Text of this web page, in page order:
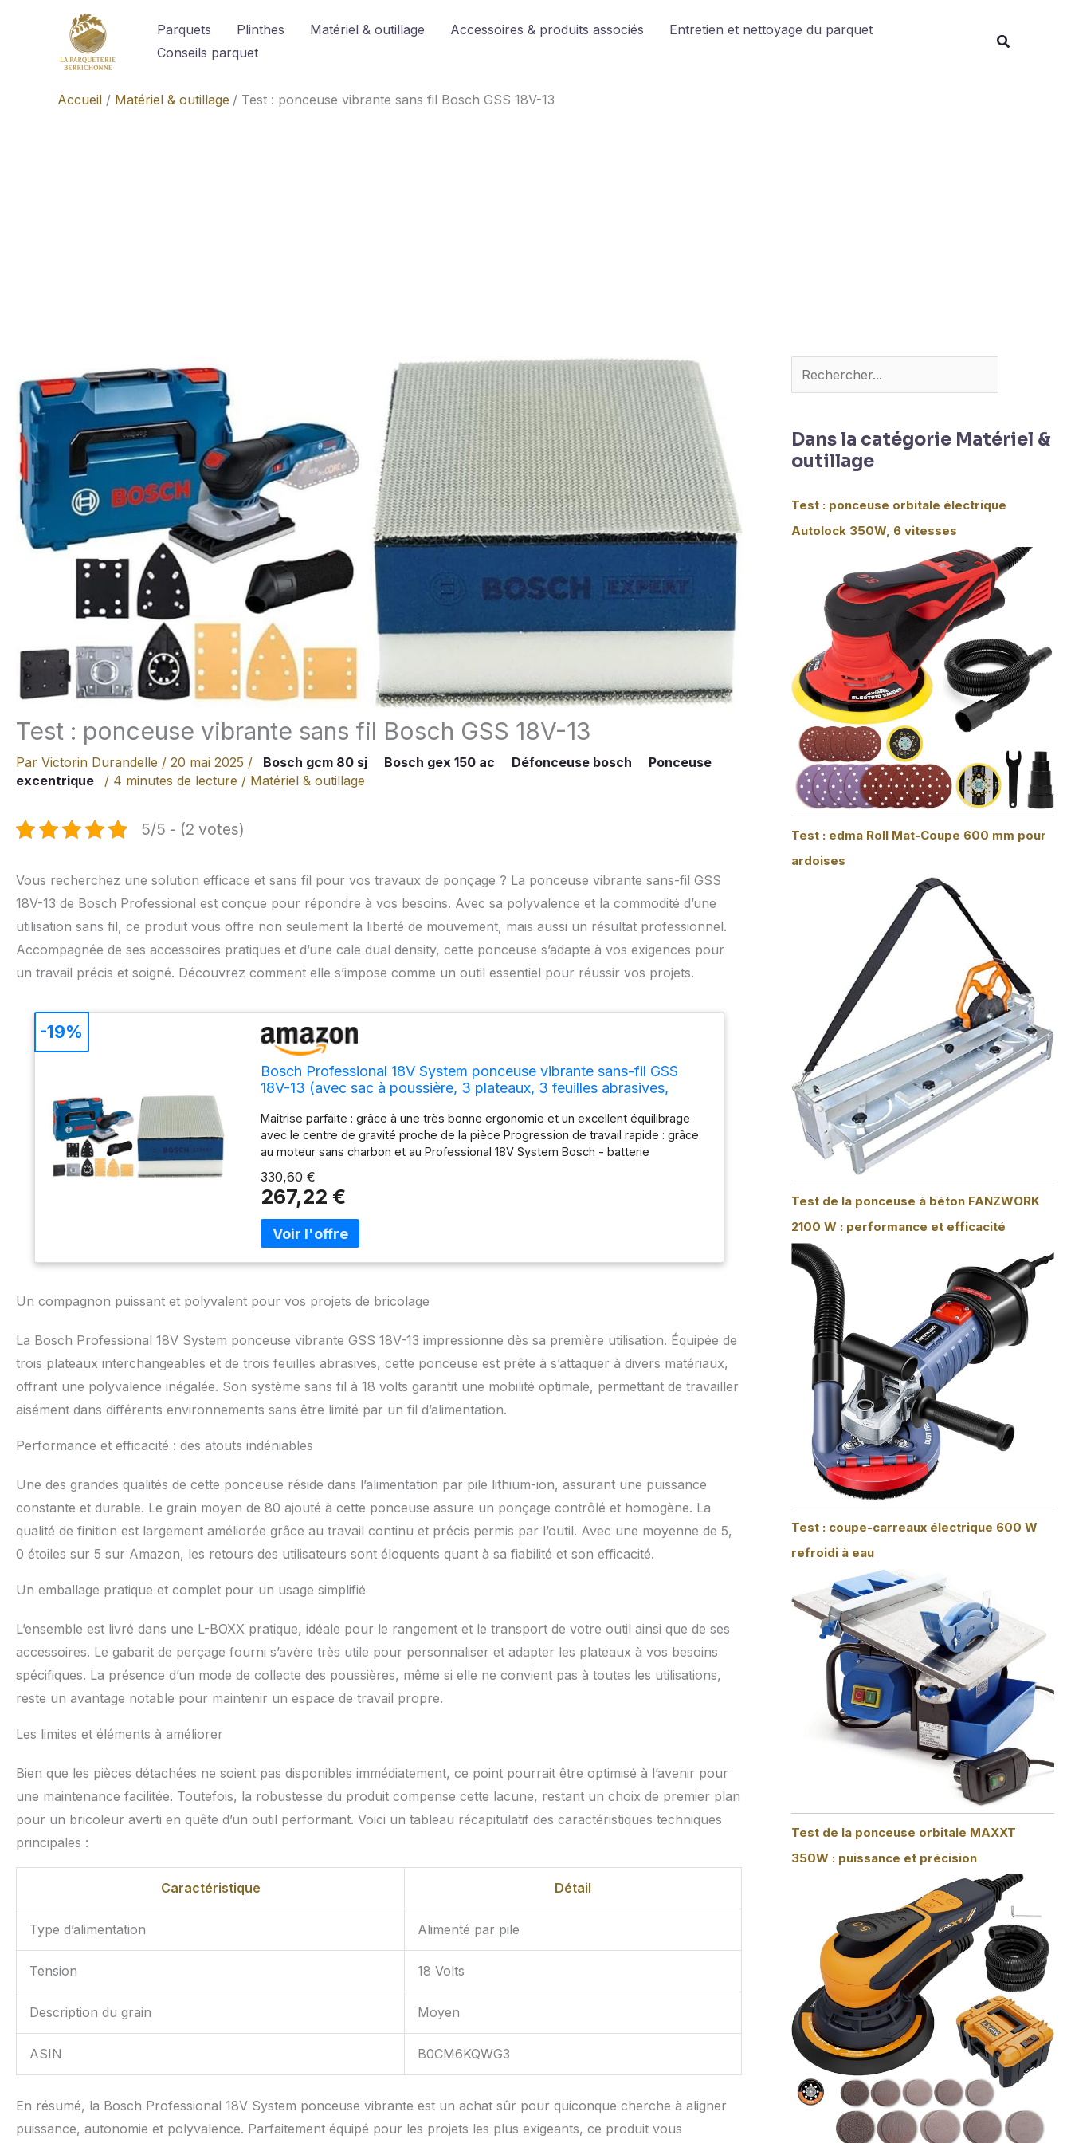
Parquets Plinthes Matériel & outillage Accessoires & produits associés
Entretien et nettoyage du parquet
Conseils parquet
Accueil Matériel & outillage Test : ponceuse vibrante sans fil Bosch GSS 18V-13
Test : ponceuse vibrante sans fil Bosch GSS 18V-13
Par Victorin Durandelle / 20 mai 2025 / Bosch gcm 80 sj Bosch gex 150 ac Défonceuse bosch
Ponceuse
excentrique
/ 4 minutes de lecture / Matériel & outillage
5/5 - (2 votes)
Vous recherchez une solution efficace et sans fil pour vos travaux de ponçage ? La ponceuse vibrante sans-fil GSS
18V-13 de Bosch Professional est conçue pour répondre à vos besoins. Avec sa polyvalence et la commodité d’une
utilisation sans fil, ce produit vous offre non seulement la liberté de mouvement, mais aussi un résultat professionnel.
Accompagnée de ses accessoires pratiques et d’une cale dual density, cette ponceuse s’adapte à vos exigences pour
un travail précis et soigné. Découvrez comment elle s’impose comme un outil essentiel pour réussir vos projets.
Bosch Professional 18V System ponceuse vibrante sans-fil GSS
18V-13 (avec sac à poussière, 3 plateaux, 3 feuilles abrasives,
Maîtrise parfaite : grâce à une très bonne ergonomie et un excellent équilibrage
avec le centre de gravité proche de la pièce Progression de travail rapide : grâce
au moteur sans charbon et au Professional 18V System Bosch - batterie
d’utilisation intuitive et au système de plateaux de ponçage interchangeables.
Ponçage 3 en 1 des surfaces, des courbes et des profilés Double densité : côté
dur et côté souple pour le ponçage des surfaces, des courbes et des profilés
Côtés à haute et à basse densité pour le ponçage des surfaces, des courbes et
des bords
330,60 €
267,22 €
-19%
Un compagnon puissant et polyvalent pour vos projets de bricolage
La Bosch Professional 18V System ponceuse vibrante GSS 18V-13 impressionne dès sa première utilisation. Équipée de
trois plateaux interchangeables et de trois feuilles abrasives, cette ponceuse est prête à s’attaquer à divers matériaux,
offrant une polyvalence inégalée. Son système sans fil à 18 volts garantit une mobilité optimale, permettant de travailler
aisément dans différents environnements sans être limité par un fil d’alimentation.
Performance et efficacité : des atouts indéniables
Une des grandes qualités de cette ponceuse réside dans l’alimentation par pile lithium-ion, assurant une puissance
constante et durable. Le grain moyen de 80 ajouté à cette ponceuse assure un ponçage contrôlé et homogène. La
qualité de finition est largement améliorée grâce au travail continu et précis permis par l’outil. Avec une moyenne de 5,
0 étoiles sur 5 sur Amazon, les retours des utilisateurs sont éloquents quant à sa fiabilité et son efficacité.
Un emballage pratique et complet pour un usage simplifié
L’ensemble est livré dans une L-BOXX pratique, idéale pour le rangement et le transport de votre outil ainsi que de ses
accessoires. Le gabarit de perçage fourni s’avère très utile pour personnaliser et adapter les plateaux à vos besoins
spécifiques. La présence d’un mode de collecte des poussières, même si elle ne convient pas à toutes les utilisations,
reste un avantage notable pour maintenir un espace de travail propre.
Les limites et éléments à améliorer
Bien que les pièces détachées ne soient pas disponibles immédiatement, ce point pourrait être optimisé à l’avenir pour
une maintenance facilitée. Toutefois, la robustesse du produit compense cette lacune, restant un choix de premier plan
pour un bricoleur averti en quête d’un outil performant. Voici un tableau récapitulatif des caractéristiques techniques
principales :
Caractéristique Détail
Type d’alimentation Alimenté par pile
Tension 18 Volts
Description du grain Moyen
ASIN B0CM6KQWG3
En résumé, la Bosch Professional 18V System ponceuse vibrante est un achat sûr pour quiconque cherche à aligner
puissance, autonomie et polyvalence. Parfaitement équipé pour les projets les plus exigeants, ce produit vous
Dans la catégorie Matériel &
outillage
Test : ponceuse orbitale électrique
Autolock 350W, 6 vitesses
Test : edma Roll Mat-Coupe 600 mm pour
ardoises
Test de la ponceuse à béton FANZWORK
2100 W : performance et efficacité
Test : coupe-carreaux électrique 600 W
refroidi à eau
Test de la ponceuse orbitale MAXXT
350W : puissance et précision